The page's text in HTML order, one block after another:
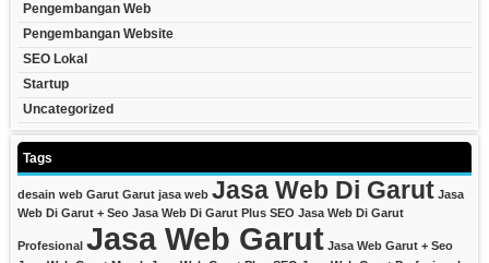
Pengembangan Web
Pengembangan Website
SEO Lokal
Startup
Uncategorized
Tags
desain web Garut Garut jasa web Jasa Web Di Garut Jasa
Web Di Garut + Seo Jasa Web Di Garut Plus SEO Jasa Web Di Garut
Profesional Jasa Web Garut Jasa Web Garut + Seo